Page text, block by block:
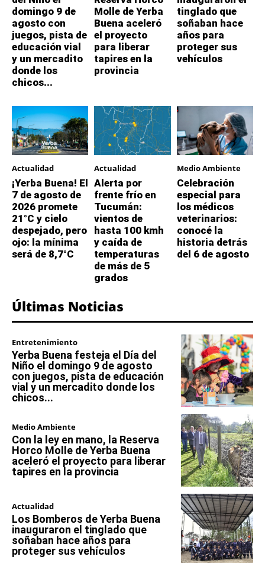
domingo 9 de
agosto con
juegos, pista de
educación vial
y un mercadito
donde los
chicos...
Molle de Yerba
Buena aceleró
el proyecto
para liberar
tapires en la
provincia
tinglado que
soñaban hace
años para
proteger sus
vehículos
Actualidad
¡Yerba Buena! El
7 de agosto de
2026 promete
21°C y cielo
despejado, pero
ojo: la mínima
será de 8,7°C
Actualidad
Alerta por
frente frío en
Tucumán:
vientos de
hasta 100 kmh
y caída de
temperaturas
de más de 5
grados
Medio Ambiente
Celebración
especial para
los médicos
veterinarios:
conocé la
historia detrás
del 6 de agosto
Últimas Noticias
Entretenimiento
Yerba Buena festeja el Día del
Niño el domingo 9 de agosto
con juegos, pista de educación
vial y un mercadito donde los
chicos...
Medio Ambiente
Con la ley en mano, la Reserva
Horco Molle de Yerba Buena
aceleró el proyecto para liberar
tapires en la provincia
Actualidad
Los Bomberos de Yerba Buena
inauguraron el tinglado que
soñaban hace años para
proteger sus vehículos